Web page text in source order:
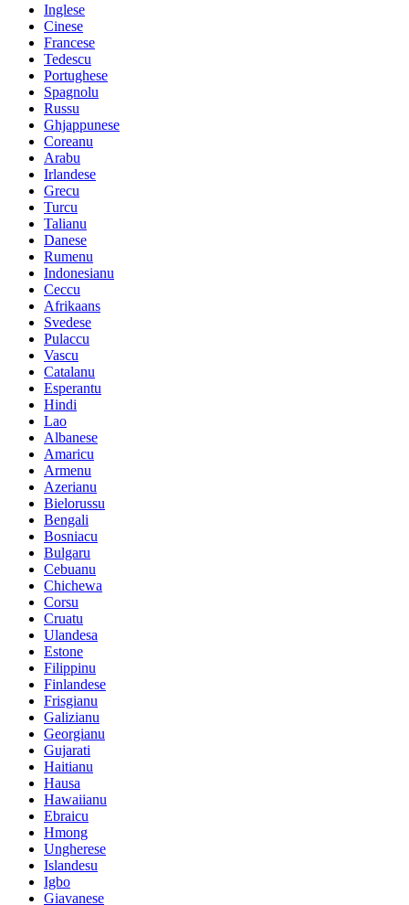
Inglese
Cinese
Francese
Tedescu
Portughese
Spagnolu
Russu
Ghjappunese
Coreanu
Arabu
Irlandese
Grecu
Turcu
Talianu
Danese
Rumenu
Indonesianu
Ceccu
Afrikaans
Svedese
Pulaccu
Vascu
Catalanu
Esperantu
Hindi
Lao
Albanese
Amaricu
Armenu
Azerianu
Bielorussu
Bengali
Bosniacu
Bulgaru
Cebuanu
Chichewa
Corsu
Cruatu
Ulandesa
Estone
Filippinu
Finlandese
Frisgianu
Galizianu
Georgianu
Gujarati
Haitianu
Hausa
Hawaiianu
Ebraicu
Hmong
Ungherese
Islandesu
Igbo
Giavanese